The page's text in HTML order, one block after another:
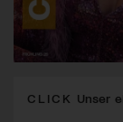
CLICK Unser